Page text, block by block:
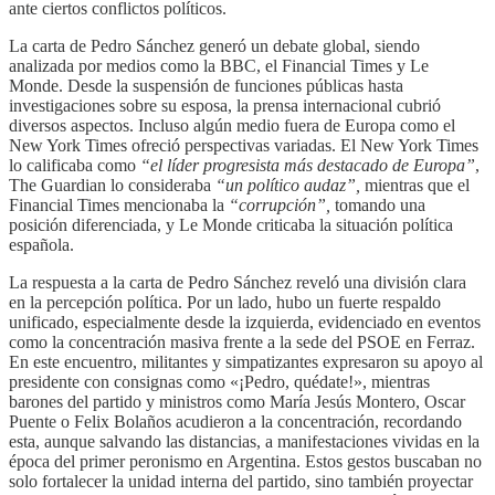
ante ciertos conflictos políticos.
La carta de Pedro Sánchez generó un debate global, siendo
analizada por medios como la BBC, el Financial Times y Le
Monde. Desde la suspensión de funciones públicas hasta
investigaciones sobre su esposa, la prensa internacional cubrió
diversos aspectos. Incluso algún medio fuera de Europa como el
New York Times ofreció perspectivas variadas. El New York Times
lo calificaba como “el líder progresista más destacado de Europa”,
The Guardian lo consideraba “un político audaz”, mientras que el
Financial Times mencionaba la “corrupción”, tomando una
posición diferenciada, y Le Monde criticaba la situación política
española.
La respuesta a la carta de Pedro Sánchez reveló una división clara
en la percepción política. Por un lado, hubo un fuerte respaldo
unificado, especialmente desde la izquierda, evidenciado en eventos
como la concentración masiva frente a la sede del PSOE en Ferraz.
En este encuentro, militantes y simpatizantes expresaron su apoyo al
presidente con consignas como «¡Pedro, quédate!», mientras
barones del partido y ministros como María Jesús Montero, Oscar
Puente o Felix Bolaños acudieron a la concentración, recordando
esta, aunque salvando las distancias, a manifestaciones vividas en la
época del primer peronismo en Argentina. Estos gestos buscaban no
solo fortalecer la unidad interna del partido, sino también proyectar